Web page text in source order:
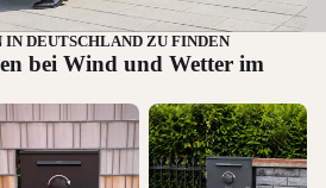
DEUTSCHLAND ZU FINDEN
bei Wind und Wetter im